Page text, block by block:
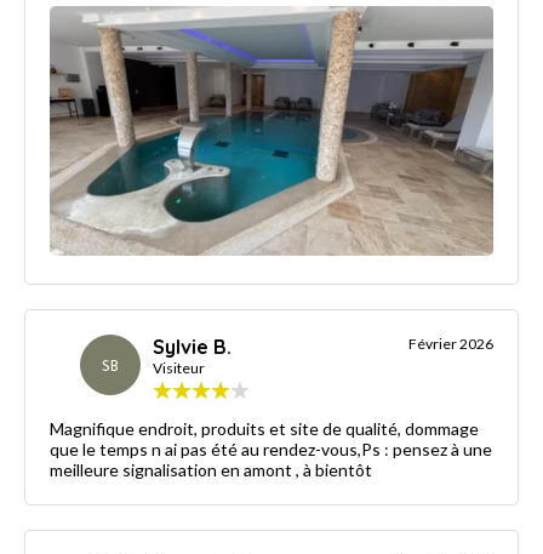
SB
Sylvie B.
Visiteur
Février 2026
Magnifique endroit, produits et site de qualité, dommage
que le temps n ai pas été au rendez-vous,Ps : pensez à une
meilleure signalisation en amont , à bientôt